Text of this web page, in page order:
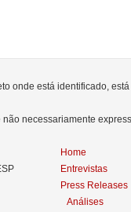
onde está identificado,
necessariamente
Home
Entrevistas
Press Releases
Análises